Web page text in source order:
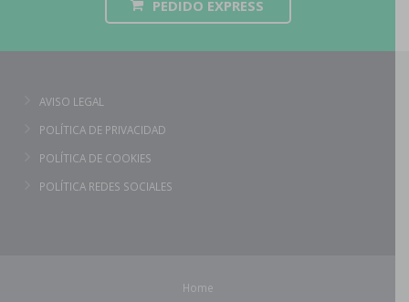
PEDIDO EXPRESS
AVISO LEGAL
POLÍTICA DE PRIVACIDAD
POLÍTICA DE COOKIES
POLÍTICA REDES SOCIALES
Home